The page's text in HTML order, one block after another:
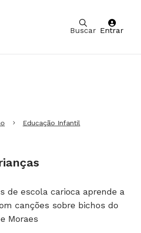
Buscar Entrar
Educação Infantil
de escola carioca aprende a
canções sobre bichos do
Moraes